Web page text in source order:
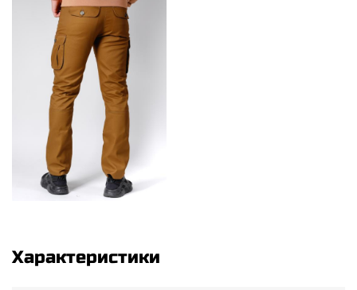
Характеристики